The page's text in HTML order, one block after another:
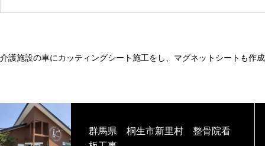
介護施設の車にカッティングシート施工をし、マグネットシートも作
群馬県 桐生市新里村 整骨院看